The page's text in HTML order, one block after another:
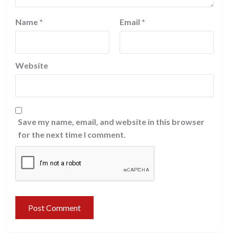
Name * Email *
Website
Save my name, email, and website in this browser
for the next time I comment.